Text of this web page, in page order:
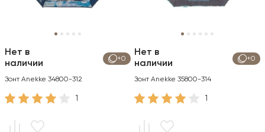
+0
Нет в
наличии
Зонт Anekke 34800-312
+0
Нет в
наличии
Зонт Anekke 35800-314